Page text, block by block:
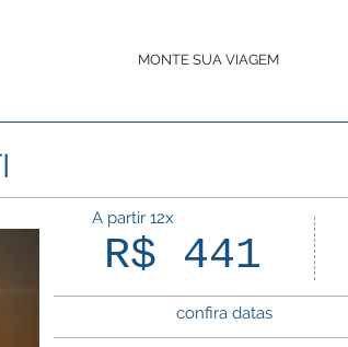
MONTE SUA VIAGEM
A partir 12x
R$ 441
confira datas